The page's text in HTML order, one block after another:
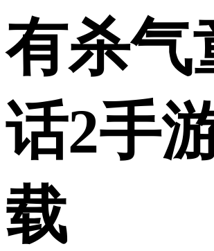
有杀气
话2手
载